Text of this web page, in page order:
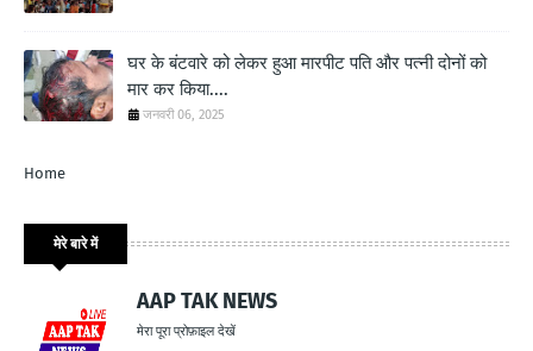
घर के बंटवारे को लेकर हुआ मारपीट पति और पत्नी दोनों को
मार कर किया....
जनवरी 06, 2025
Home
मेरे बारे में
AAP TAK NEWS
मेरा पूरा प्रोफ़ाइल देखें